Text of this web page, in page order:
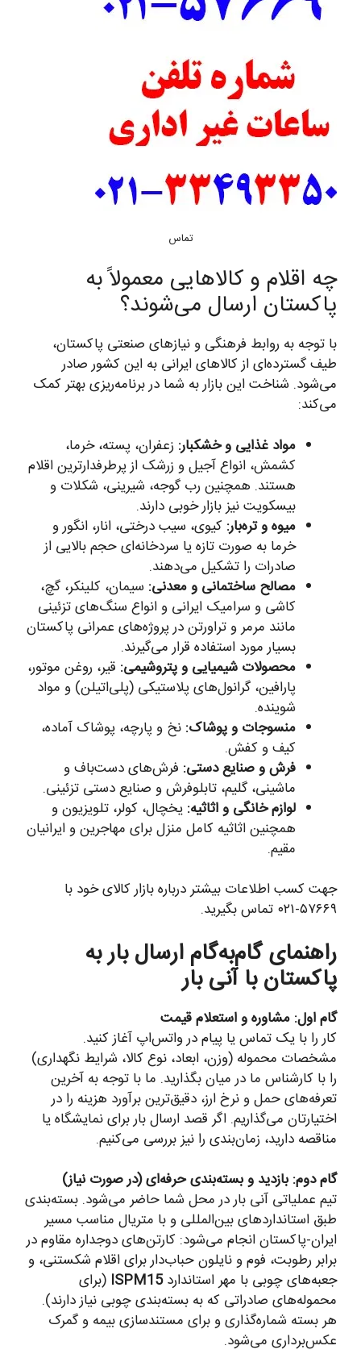
تماس
چه اقلام و کالاهایی معمولاً به
پاکستان ارسال می‌شوند؟
با توجه به روابط فرهنگی و نیازهای صنعتی پاکستان،
طیف گسترده‌ای از کالاهای ایرانی به این کشور صادر
می‌شود. شناخت این بازار به شما در برنامه‌ریزی بهتر کمک
می‌کند:
مواد غذایی و خشکبار: زعفران، پسته، خرما،
کشمش، انواع آجیل و زرشک از پرطرفدارترین اقلام
هستند. همچنین رب گوجه، شیرینی، شکلات و
بیسکویت نیز بازار خوبی دارند.
میوه و تره‌بار: کیوی، سیب درختی، انار، انگور و
خرما به صورت تازه یا سردخانه‌ای حجم بالایی از
صادرات را تشکیل می‌دهند.
مصالح ساختمانی و معدنی: سیمان، کلینکر، گچ،
کاشی و سرامیک ایرانی و انواع سنگ‌های تزئینی
مانند مرمر و تراورتن در پروژه‌های عمرانی پاکستان
بسیار مورد استفاده قرار می‌گیرند.
محصولات شیمیایی و پتروشیمی: قیر، روغن موتور،
پارافین، گرانول‌های پلاستیکی (پلی‌اتیلن) و مواد
شوینده.
منسوجات و پوشاک: نخ و پارچه، پوشاک آماده،
کیف و کفش.
فرش و صنایع دستی: فرش‌های دست‌باف و
ماشینی، گلیم، تابلوفرش و صنایع دستی تزئینی.
لوازم خانگی و اثاثیه: یخچال، کولر، تلویزیون و
همچنین اثاثیه کامل منزل برای مهاجرین و ایرانیان
مقیم.
جهت کسب اطلاعات بیشتر درباره بازار کالای خود با
۵۷۶۶۹-۰۲۱ تماس بگیرید.
راهنمای گام‌به‌گام ارسال بار به
پاکستان با آنی بار
گام اول: مشاوره و استعلام قیمت
کار را با یک تماس یا پیام در واتس‌اپ آغاز کنید.
مشخصات محموله (وزن، ابعاد، نوع کالا، شرایط نگهداری)
را با کارشناس ما در میان بگذارید. ما با توجه به آخرین
تعرفه‌های حمل و نرخ ارز، دقیق‌ترین برآورد هزینه را در
اختیارتان می‌گذاریم. اگر قصد ارسال بار برای نمایشگاه یا
مناقصه دارید، زمان‌بندی را نیز بررسی می‌کنیم.
گام دوم: بازدید و بسته‌بندی حرفه‌ای (در صورت نیاز)
تیم عملیاتی آنی بار در محل شما حاضر می‌شود. بسته‌بندی
طبق استانداردهای بین‌المللی و با متریال مناسب مسیر
ایران-پاکستان انجام می‌شود: کارتن‌های دوجداره مقاوم در
برابر رطوبت، فوم و نایلون حباب‌دار برای اقلام شکستنی، و
جعبه‌های چوبی با مهر استانداردISPM15 (برای
محموله‌های صادراتی که به بسته‌بندی چوبی نیاز دارند).
هر بسته شماره‌گذاری و برای مستندسازی بیمه و گمرک
عکس‌برداری می‌شود.